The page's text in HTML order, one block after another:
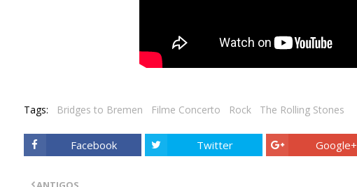
Tags: Bridges to Bremen Filme Concerto Rock The Rolling Stones
Facebook Twitter Google+